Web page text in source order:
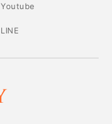
Youtube
LINE